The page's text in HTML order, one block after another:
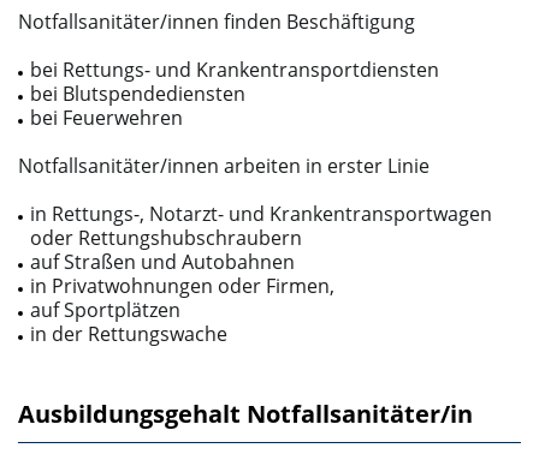
Notfallsanitäter/innen finden Beschäftigung
bei Rettungs- und Krankentransportdiensten
bei Blutspendediensten
bei Feuerwehren
Notfallsanitäter/innen arbeiten in erster Linie
in Rettungs-, Notarzt- und Krankentransportwagen
oder Rettungshubschraubern
auf Straßen und Autobahnen
in Privatwohnungen oder Firmen,
auf Sportplätzen
in der Rettungswache
Ausbildungsgehalt Notfallsanitäter/in